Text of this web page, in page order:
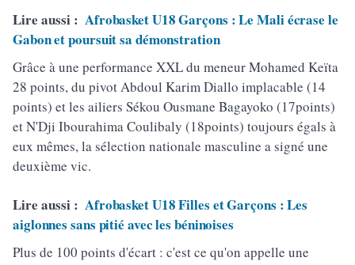
Lire aussi : Afrobasket U18 Garçons : Le Mali écrase le
Gabon et poursuit sa démonstration
Grâce à une performance XXL du meneur Mohamed Keïta
28 points, du pivot Abdoul Karim Diallo implacable (14
points) et les ailiers Sékou Ousmane Bagayoko (17points)
et N'Dji Ibourahima Coulibaly (18points) toujours égals à
eux mêmes, la sélection nationale masculine a signé une
deuxième vic.
Lire aussi : Afrobasket U18 Filles et Garçons : Les
aiglonnes sans pitié avec les béninoises
Plus de 100 points d'écart : c'est ce qu'on appelle une